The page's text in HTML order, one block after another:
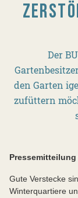
Der
den Garten
zufüttern
Pressemitteilung
Gute Verstecke
Winterquartiere